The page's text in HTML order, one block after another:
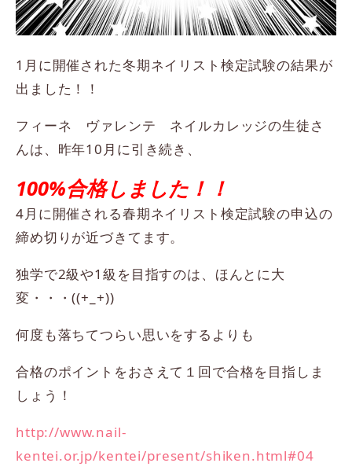
1月に開催された冬期ネイリスト検定試験の結果が
出ました！！
フィーネ ヴァレンテ ネイルカレッジの生徒さ
んは、昨年10月に引き続き、
100%合格しました！！
4月に開催される春期ネイリスト検定試験の申込の
締め切りが近づきてます。
独学で2級や1級を目指すのは、ほんとに大
変・・・((+_+))
何度も落ちてつらい思いをするよりも
合格のポイントをおさえて１回で合格を目指しま
しょう！
http://www.nail-
kentei.or.jp/kentei/present/shiken.html#04